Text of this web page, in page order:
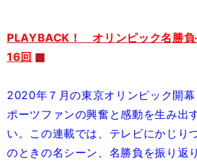
PLAYBACK！ オリンピック名
16回
2020年７月の東京オリンピック開
ポーツファンの興奮と感動を生み出
い。この連載では、テレビにかじり
のときの名シーン、名勝負を振り返